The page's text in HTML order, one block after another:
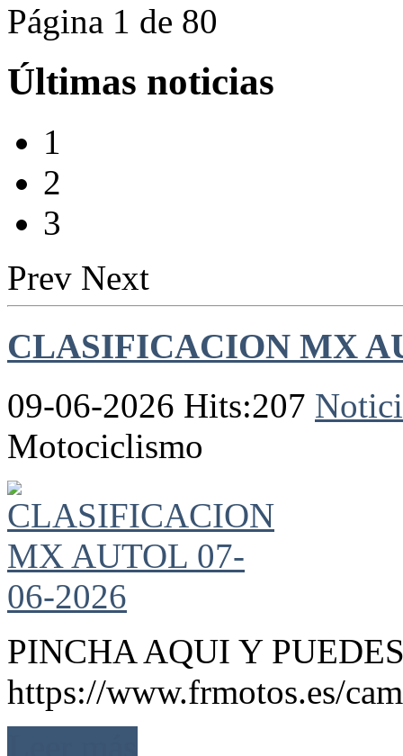
Página 1 de 80
Últimas noticias
1
2
3
Prev Next
CLASIFICACION MX
09-06-2026 Hits:207
Motociclismo
PINCHA AQUI Y
https://www.frmotos.es/